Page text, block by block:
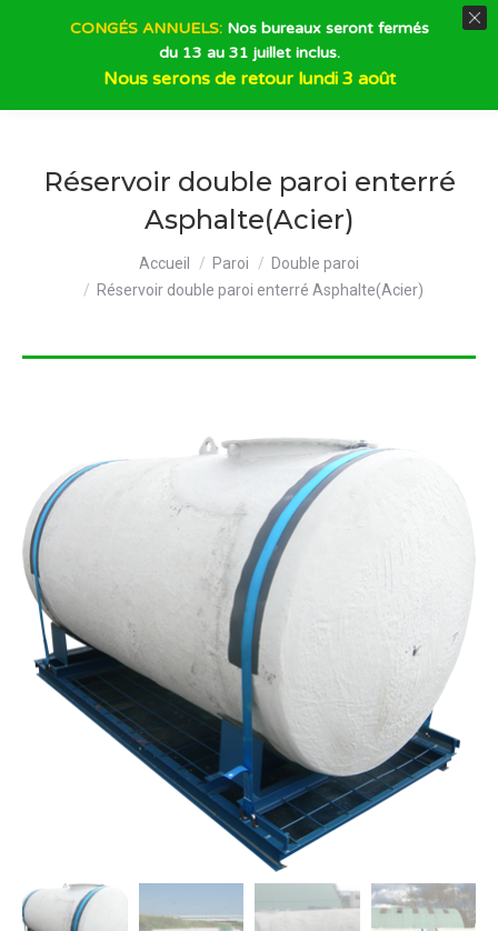
Réservoir double paroi enterré
Asphalte(Acier)
Accueil Paroi
Double paroi
Réservoir double paroi enterré Asphalte(Acier)
CONGÉS ANNUELS:Nos bureaux seront fermés
du 13 au 31 juillet inclus.
Nous serons de retour lundi 3 août